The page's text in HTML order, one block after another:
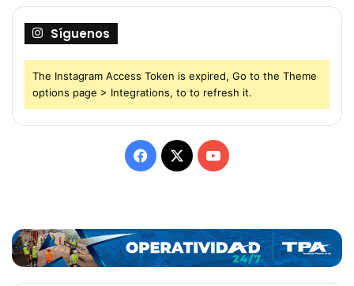
Síguenos
The Instagram Access Token is expired, Go to the Theme
options page > Integrations, to to refresh it.
Facebook
X YouTube